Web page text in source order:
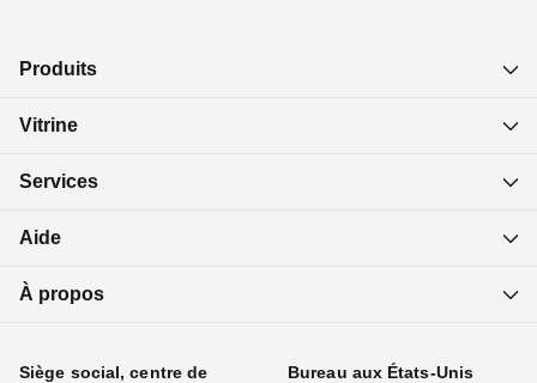
Produits
Vitrine
Services
Aide
À propos
Siège social, centre de
Bureau aux États-Unis